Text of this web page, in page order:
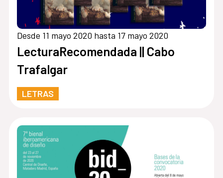
Desde 11 mayo 2020 hasta 17 mayo 2020
LecturaRecomendada || Cabo
Trafalgar
LETRAS